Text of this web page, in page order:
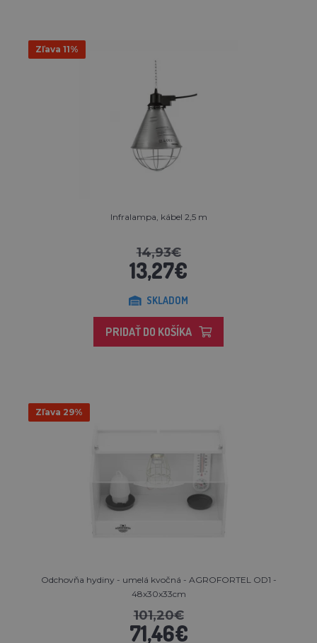
Zľava 11%
Infralampa, kábel 2,5 m
14,93€
13,27€
SKLADOM
PRIDAŤ DO KOŠÍKA
Zľava 29%
Odchovňa hydiny - umelá kvočná - AGROFORTEL OD1 -
48x30x33cm
101,20€
71,46€